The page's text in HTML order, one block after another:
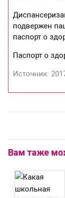
подвержен
паспорт о
Паспорт о
Источник:
Вам таже